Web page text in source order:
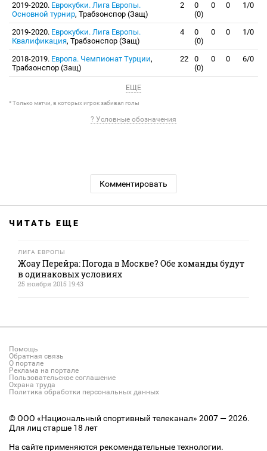
2019-2020. Еврокубки. Лига Европы.
Основной турнир, Трабзонспор (Защ)
2
0
(0)
0 0 1/0
2019-2020. Еврокубки. Лига Европы.
Квалификация, Трабзонспор (Защ)
4
0
(0)
0 0 1/0
2018-2019. Европа. Чемпионат Турции,
Трабзонспор (Защ)
22
0
(0)
0 0 6/0
ЕЩЕ
* Только матчи, в которых игрок забивал голы
? Условные обозначения
Комментировать
ЧИТАТЬ ЕЩЕ
ЛИГА ЕВРОПЫ
Жоау Перейра: Погода в Москве? Обе команды будут
в одинаковых условиях
25 ноября 2015 19:43
Помощь
Обратная связь
О портале
Реклама на портале
Пользовательское соглашение
Охрана труда
Политика обработки персональных данных
© ООО «Национальный спортивный телеканал» 2007 — 2026.
Для лиц старше 18 лет
На сайте применяются рекомендательные технологии.